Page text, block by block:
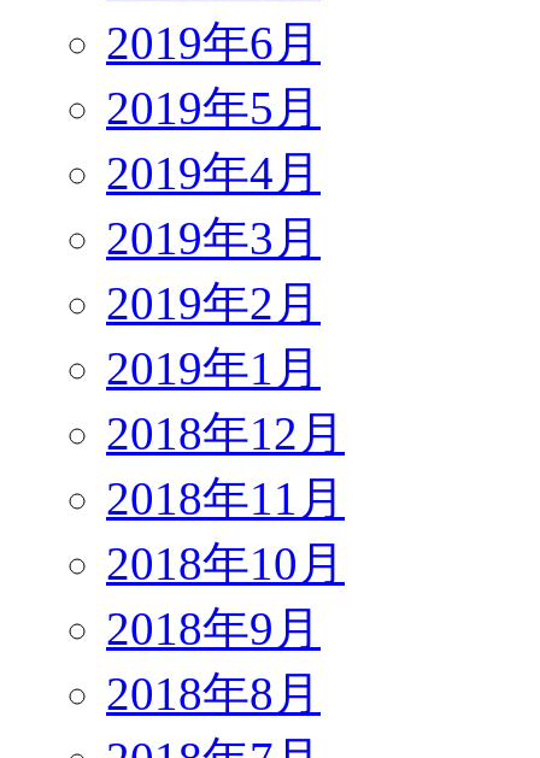
2019年6月
2019年5月
2019年4月
2019年3月
2019年2月
2019年1月
2018年12月
2018年11月
2018年10月
2018年9月
2018年8月